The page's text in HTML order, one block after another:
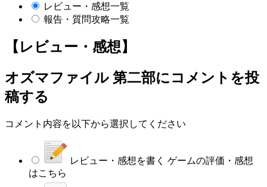
レビュー・感想一覧
報告・質問攻略一覧
【レビュー・感想】
オズマファイル 第二部にコメントを投
稿する
コメント内容を以下から選択してください
レビュー・感想を書く ゲームの評価・感想
はこちら